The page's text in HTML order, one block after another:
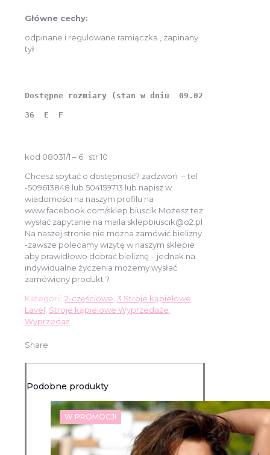
Główne cechy:
odpinane i regulowane ramiączka , zapinany
tył
36  E  F
kod 08031/1 – 6 str 10
Chcesz spytać o dostępność? zadzwoń – tel
-509613848 lub 504159713 lub napisz w
wiadomości na naszym profilu na
www.facebook.com/sklep.biuscik Możesz też
wysłać zapytanie na maila sklepbiuscik@o2.pl
Na naszej stronie nie można zamówić bielizny
-zawsze polecamy wizytę w naszym sklepie
aby prawidłowo dobrać bieliznę – jednak na
indywidualne życzenia możemy wysłać
zamówiony produkt ?
Kategorii: 2-częściowe, 3 Stroje kąpielowe,
Lavel, Stroje kąpielowe Wyprzedaże,
Wyprzedaż
Share
Podobne produkty
W PROMOCJI